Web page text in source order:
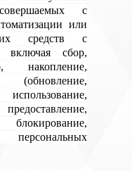
с
или
средств с
включая сбор,
накопление,
предоставление,
блокирование,
персональных